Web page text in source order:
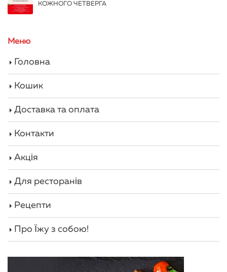
КОЖНОГО ЧЕТВЕРГА
Меню
Головна
Кошик
Доставка та оплата
Контакти
Акція
Для ресторанів
Рецепти
Про Їжу з собою!